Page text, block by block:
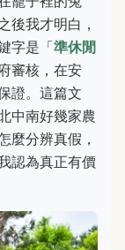
後我才明白，
字是「準休閒
審核，在安
證。這篇文
中南好幾家農
麼分辨真假，
認為真正有價